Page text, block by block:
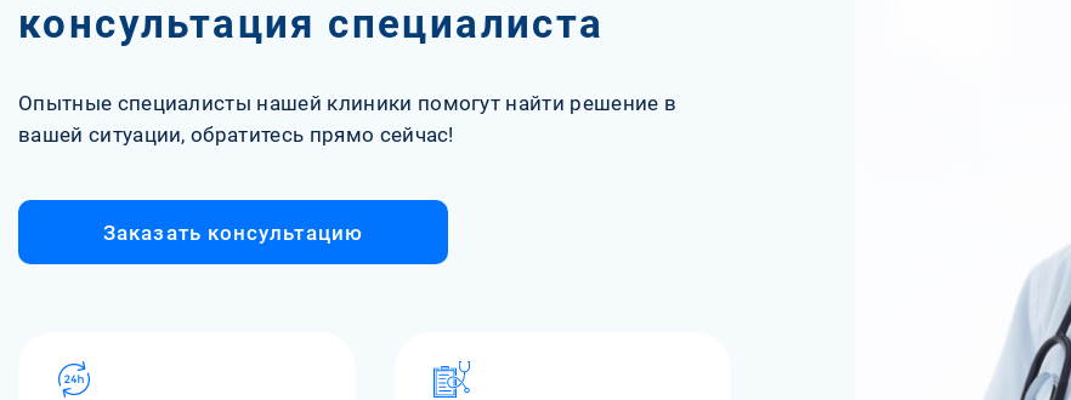
консультация специалиста
Опытные специалисты нашей клиники помогут найти решение в
вашей ситуации, обратитесь прямо сейчас!
Заказать консультацию